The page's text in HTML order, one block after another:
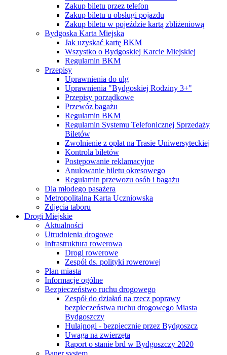
Zakup biletu przez telefon
Zakup biletu u obsługi pojazdu
Zakup biletu w pojeździe kartą zbliżeniową
Bydgoska Karta Miejska
Jak uzyskać kartę BKM
Wszystko o Bydgoskiej Karcie Miejskiej
Regulamin BKM
Przepisy
Uprawnienia do ulg
Uprawnienia "Bydgoskiej Rodziny 3+"
Przepisy porządkowe
Przewóz bagażu
Regulamin BKM
Regulamin Systemu Telefonicznej Sprzedaży
Biletów
Zwolnienie z opłat na Trasie Uniwersyteckiej
Kontrola biletów
Postępowanie reklamacyjne
Anulowanie biletu okresowego
Regulamin przewozu osób i bagażu
Dla młodego pasażera
Metropolitalna Karta Uczniowska
Zdjęcia taboru
Drogi Miejskie
Aktualności
Utrudnienia drogowe
Infrastruktura rowerowa
Drogi rowerowe
Zespół ds. polityki rowerowej
Plan miasta
Informacje ogólne
Bezpieczeństwo ruchu drogowego
Zespół do działań na rzecz poprawy
bezpieczeństwa ruchu drogowego Miasta
Bydgoszczy
Hulajnogi - bezpiecznie przez Bydgoszcz
Uwaga na zwierzęta
Raport o stanie brd w Bydgoszczy 2020
Baner system